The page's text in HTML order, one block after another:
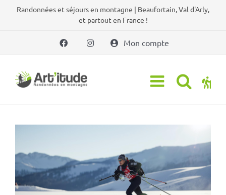
PasserRandonnées et séjours en montagne | Beaufortain, Val d'Arly,
et partout en France !
Mon compte